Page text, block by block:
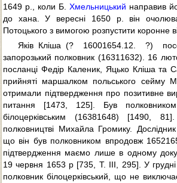
1649 р., коли Б. Хмельницький направив
до хана. У вересні 1650 р. він
Потоцького з вимогою розпустити коронне
Яків Кліша (?  16001654.12.  ?) 
запорозький полковник (16311632). 16
посланці Федір Каленик, Яцько Кліша та
прийняті маршалком польського сейму
отримали підтвердження про позитивне
питання [1473, 125]. Був
білоцерківським (16381648) [1490,
полковництві Михайла Громику.
що він був полковником впродовж
підтвердження маємо лише в одному
19 червня 1653 р [735, Т. ІІІ, 295]. У
полковник білоцерківський, що не